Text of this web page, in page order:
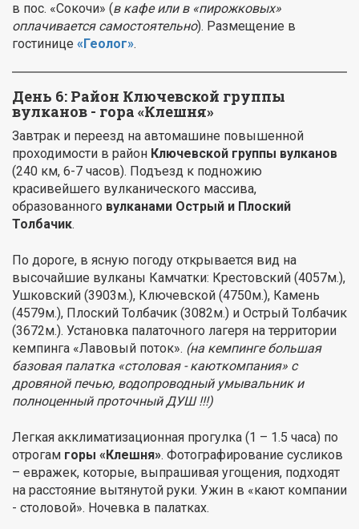
в пос. «Сокочи» (в кафе или в «пирожковых»
оплачивается самостоятельно). Размещение в
гостинице «Геолог».
День 6: Район Ключевской группы
вулканов - гора «Клешня»
Завтрак и переезд на автомашине повышенной
проходимости в район Ключевской группы вулканов
(240 км, 6-7 часов). Подъезд к подножию
красивейшего вулканического массива,
образованного вулканами Острый и Плоский
Толбачик.
По дороге, в ясную погоду открывается вид на
высочайшие вулканы Камчатки: Крестовский (4057м.),
Ушковский (3903м.), Ключевской (4750м.), Камень
(4579м.), Плоский Толбачик (3082м.) и Острый Толбачик
(3672м.). Установка палаточного лагеря на территории
кемпинга «Лавовый поток». (на кемпинге большая
базовая палатка «столовая - каюткомпания» с
дровяной печью, водопроводный умывальник и
полноценный проточный ДУШ !!!)
Легкая акклиматизационная прогулка (1 – 1.5 часа) по
отрогам горы «Клешня». Фотографирование сусликов
– евражек, которые, выпрашивая угощения, подходят
на расстояние вытянутой руки. Ужин в «кают компании
- столовой». Ночевка в палатках.